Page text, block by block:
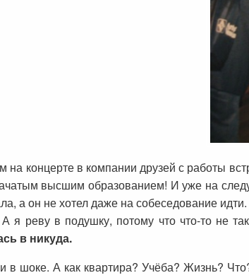
на концерте в компании друзей с работы
высшим образованием! И уже на
а он не хотел даже на собеседование
А я реву в подушку, потому что что-то не
в никуда.
в шоке. А как квартира? Учёба? Жизнь?